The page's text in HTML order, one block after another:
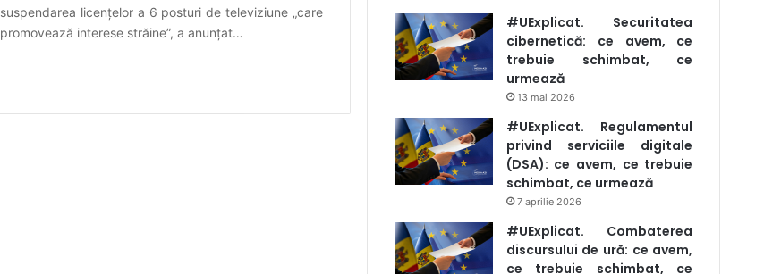
suspendarea licențelor a 6 posturi de televiziune „care
promovează interese străine”, a anunțat…
#UExplicat. Securitatea
cibernetică: ce avem, ce
trebuie schimbat, ce
urmează
13 mai 2026
#UExplicat. Regulamentul
privind serviciile digitale
(DSA): ce avem, ce trebuie
schimbat, ce urmează
7 aprilie 2026
#UExplicat. Combaterea
discursului de ură: ce avem,
ce trebuie schimbat, ce